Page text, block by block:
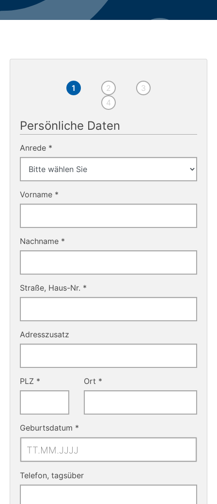
1 2
3
4
Persönliche Daten
Anrede *
Vorname *
Nachname *
Straße, Haus-Nr. *
Adresszusatz
PLZ * Ort *
Geburtsdatum *
a
v
Telefon, tagsüber